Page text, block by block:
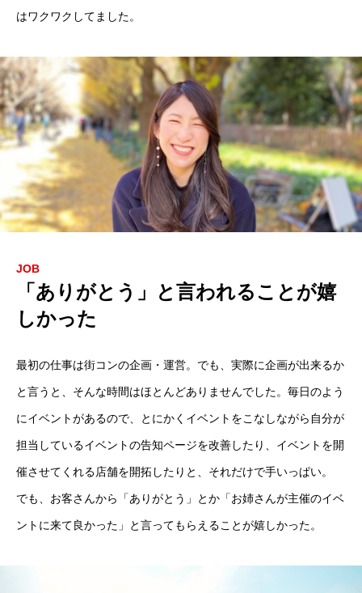
はワクワクしてました。
JOB
「ありがとう」と言われることが嬉
しかった
最初の仕事は街コンの企画・運営。でも、実際に企画が出来るか
と言うと、そんな時間はほとんどありませんでした。毎日のよう
にイベントがあるので、とにかくイベントをこなしながら自分が
担当しているイベントの告知ページを改善したり、イベントを開
催させてくれる店舗を開拓したりと、それだけで手いっぱい。
でも、お客さんから「ありがとう」とか「お姉さんが主催のイベ
ントに来て良かった」と言ってもらえることが嬉しかった。